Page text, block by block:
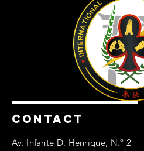
CONTACT
Av. Infante D. Henrique, N.º 2